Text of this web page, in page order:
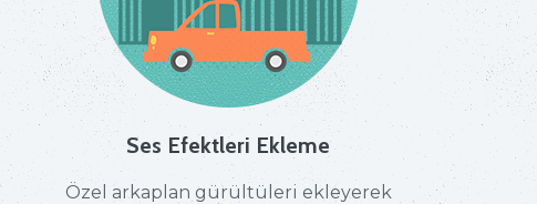
Ses Efektleri Ekleme
Özel arkaplan gürültüleri ekleyerek